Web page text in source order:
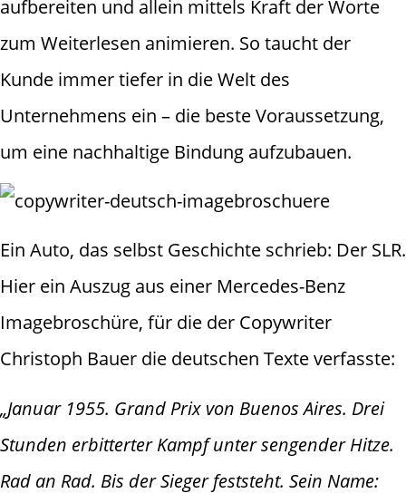
aufbereiten und allein mittels Kraft der Worte
zum Weiterlesen animieren. So taucht der
Kunde immer tiefer in die Welt des
Unternehmens ein – die beste Voraussetzung,
um eine nachhaltige Bindung aufzubauen.
Ein Auto, das selbst Geschichte schrieb: Der SLR.
Hier ein Auszug aus einer Mercedes-Benz
Imagebroschüre, für die der Copywriter
Christoph Bauer die deutschen Texte verfasste:
„Januar 1955. Grand Prix von Buenos Aires. Drei
Stunden erbitterter Kampf unter sengender Hitze.
Rad an Rad. Bis der Sieger feststeht. Sein Name: